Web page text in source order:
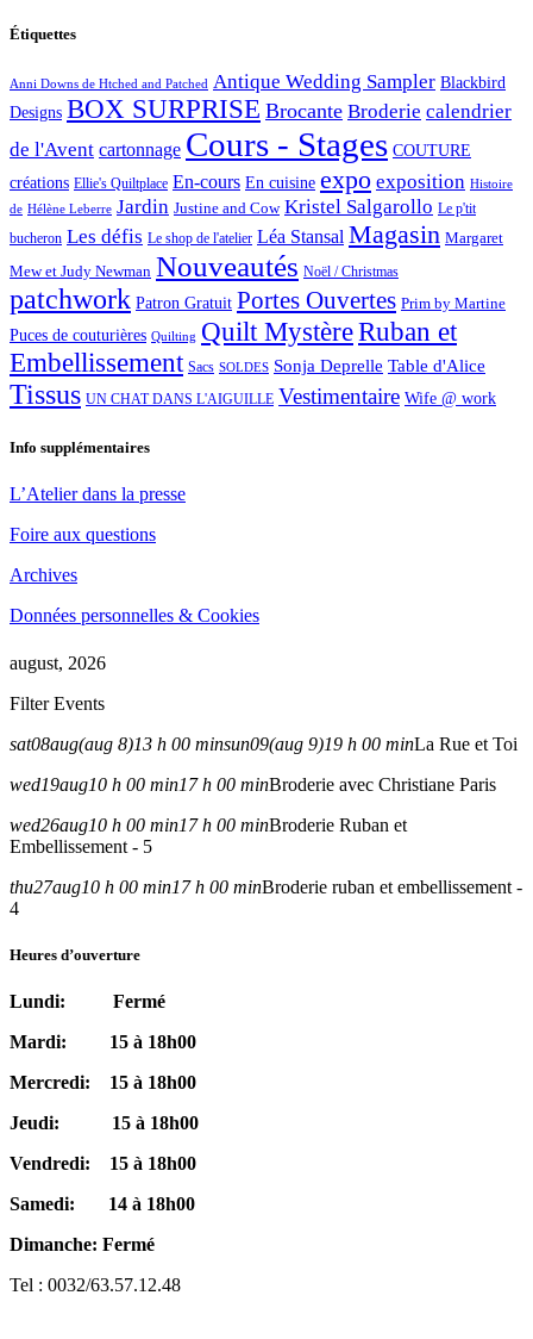
Étiquettes
Anni Downs de Htched and Patched Antique Wedding Sampler Blackbird
Designs BOX SURPRISE Brocante Broderie calendrier
de l'Avent cartonnage Cours - Stages COUTURE
créations Ellie's Quiltplace En-cours En cuisine expo exposition Histoire
de Hélène Leberre Jardin Justine and Cow Kristel Salgarollo Le p'tit
bucheron Les défis Le shop de l'atelier Léa Stansal Magasin Margaret
Mew et Judy Newman Nouveautés Noël / Christmas
patchwork Patron Gratuit Portes Ouvertes Prim by Martine
Puces de couturières Quilting Quilt MystèreRuban et
Embellissement Sacs SOLDES Sonja Deprelle Table d'Alice
Tissus UN CHAT DANS L'AIGUILLE Vestimentaire Wife @ work
Info supplémentaires
L’Atelier dans la presse
Foire aux questions
Archives
Données personnelles & Cookies
august, 2026
Filter Events
sat08aug(aug 8)13 h 00 minsun09(aug 9)19 h 00 minLa Rue et Toi
wed19aug10 h 00 min17 h 00 minBroderie avec Christiane Paris
wed26aug10 h 00 min17 h 00 minBroderie Ruban et
Embellissement - 5
thu27aug10 h 00 min17 h 00 minBroderie ruban et embellissement -
4
Heures d’ouverture
Lundi: Fermé
Mardi: 15 à 18h00
Mercredi: 15 à 18h00
Jeudi: 15 à 18h00
Vendredi: 15 à 18h00
Samedi: 14 à 18h00
Dimanche: Fermé
Tel : 0032/63.57.12.48